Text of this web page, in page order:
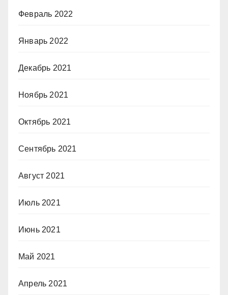
Февраль 2022
Январь 2022
Декабрь 2021
Ноябрь 2021
Октябрь 2021
Сентябрь 2021
Август 2021
Июль 2021
Июнь 2021
Май 2021
Апрель 2021